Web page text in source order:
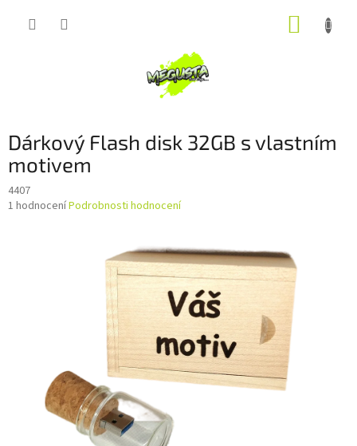
Dárkový Flash disk 32GB s vlastním
motivem
4407
Průměrné
1 hodnoceníPodrobnosti hodnocení